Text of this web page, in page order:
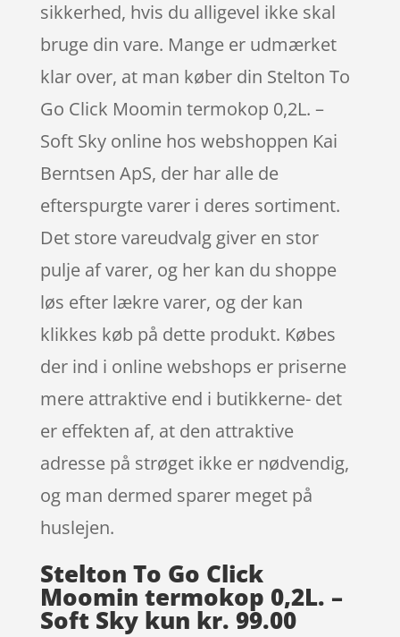
sikkerhed, hvis du alligevel ikke skal
bruge din vare. Mange er udmærket
klar over, at man køber din Stelton To
Go Click Moomin termokop 0,2L. –
Soft Sky online hos webshoppen Kai
Berntsen ApS, der har alle de
efterspurgte varer i deres sortiment.
Det store vareudvalg giver en stor
pulje af varer, og her kan du shoppe
løs efter lækre varer, og der kan
klikkes køb på dette produkt. Købes
der ind i online webshops er priserne
mere attraktive end i butikkerne- det
er effekten af, at den attraktive
adresse på strøget ikke er nødvendig,
og man dermed sparer meget på
huslejen.
Stelton To Go Click
Moomin termokop 0,2L. –
Soft Sky kun kr. 99.00